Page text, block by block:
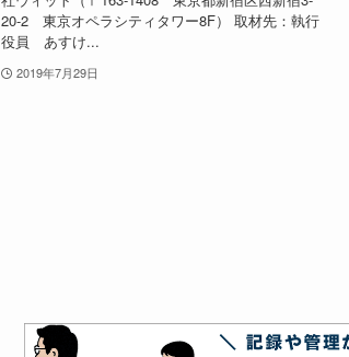
20-2 東京オペラシティタワー8F） 取材先：執行
役員 あすけ...
2019年7月29日